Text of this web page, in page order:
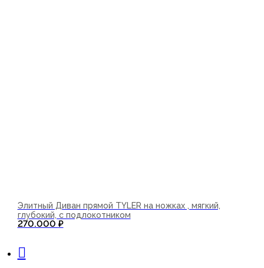
Элитный Диван прямой TYLER на ножках , мягкий,
глубокий, с подлокотником
270.000 ₽